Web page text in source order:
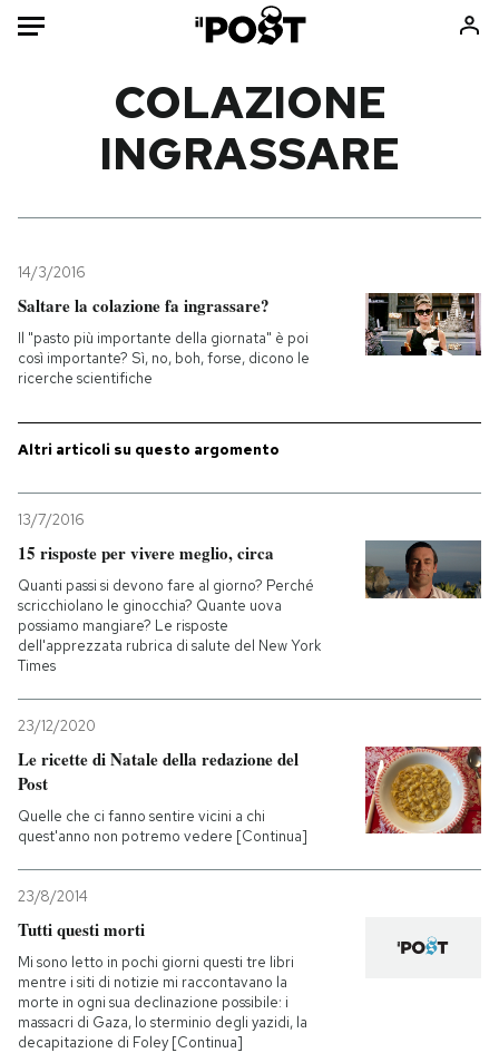
Mondo
Tecnologia
Internet
Scienza
Cultura
Sport
Libri
Media
PODCAST
NEWSLETTER
SHOP
CALENDARIO
AREA PERSONALE
Entra
COLAZIONE
INGRASSARE
14/3/2016
Saltare la colazione fa ingrassare?
Il "pasto più importante della giornata" è poi
così importante? Sì, no, boh, forse, dicono le
ricerche scientifiche
Altri articoli su questo argomento
13/7/2016
15 risposte per vivere meglio, circa
Quanti passi si devono fare al giorno? Perché
scricchiolano le ginocchia? Quante uova
possiamo mangiare? Le risposte
dell'apprezzata rubrica di salute del New York
Times
23/12/2020
Le ricette di Natale della redazione del
Post
Quelle che ci fanno sentire vicini a chi
quest'anno non potremo vedere [Continua]
23/8/2014
Tutti questi morti
Mi sono letto in pochi giorni questi tre libri
mentre i siti di notizie mi raccontavano la
morte in ogni sua declinazione possibile: i
massacri di Gaza, lo sterminio degli yazidi, la
decapitazione di Foley [Continua]